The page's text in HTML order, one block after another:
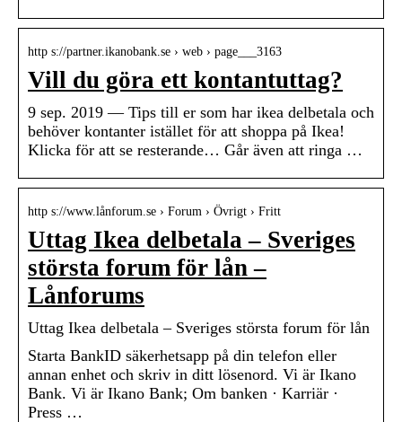
http s://partner.ikanobank.se › web › page___3163
Vill du göra ett kontantuttag?
9 sep. 2019 — Tips till er som har ikea delbetala och
behöver kontanter istället för att shoppa på Ikea!
Klicka för att se resterande… Går även att ringa …
http s://www.lånforum.se › Forum › Övrigt › Fritt
Uttag Ikea delbetala – Sveriges
största forum för lån –
Lånforums
Uttag Ikea delbetala – Sveriges största forum för lån
Starta BankID säkerhetsapp på din telefon eller
annan enhet och skriv in ditt lösenord. Vi är Ikano
Bank. Vi är Ikano Bank; Om banken · Karriär ·
Press …